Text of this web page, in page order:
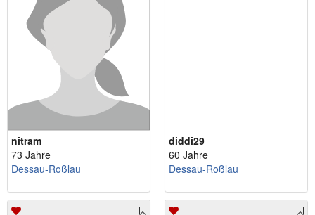
nitram
73 Jahre
Dessau-Roßlau
diddi29
60 Jahre
Dessau-Roßlau